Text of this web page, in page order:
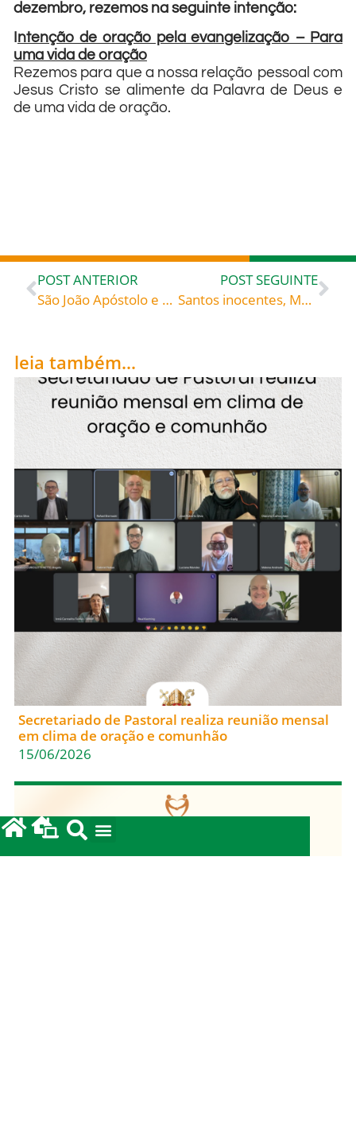
dezembro, rezemos na seguinte intenção:
ntenção de oração pela evangelização – Para
uma vida de oração
Rezemos para que a nossa relação pessoal com
Jesus Cristo se alimente da Palavra de Deus e
de uma vida de oração.
POST ANTERIOR
São João Apóstolo e Evangelista (+ Éfeso, Século I), celebrado hoje, 27, roga por todos nós!
POST SEGUINTE
Santos inocentes, Mártires (Séc. I), celebrados hoje, 28, rogai por todos nós!
leia também...
Secretariado de Pastoral realiza reunião mensal
em clima de oração e comunhão
15/06/2026